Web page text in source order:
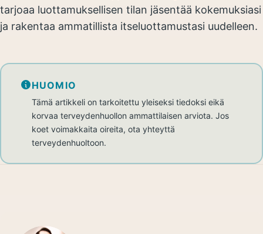
tarjoaa luottamuksellisen tilan jäsentää kokemuksiasi
ja rakentaa ammatillista itseluottamustasi uudelleen.
HUOMIO
Tämä artikkeli on tarkoitettu yleiseksi tiedoksi eikä
korvaa terveydenhuollon ammattilaisen arviota. Jos
koet voimakkaita oireita, ota yhteyttä
terveydenhuoltoon.